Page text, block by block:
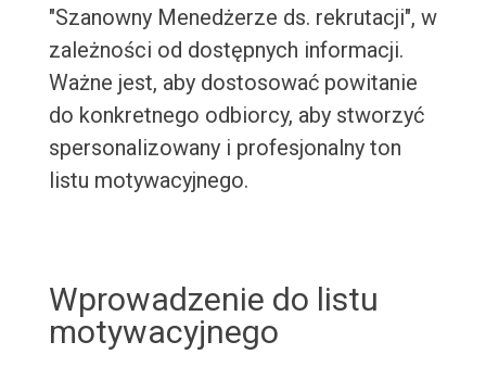
"Szanowny Menedżerze ds. rekrutacji", w
zależności od dostępnych informacji.
Ważne jest, aby dostosować powitanie
do konkretnego odbiorcy, aby stworzyć
spersonalizowany i profesjonalny ton
listu motywacyjnego.
Wprowadzenie do listu
motywacyjnego